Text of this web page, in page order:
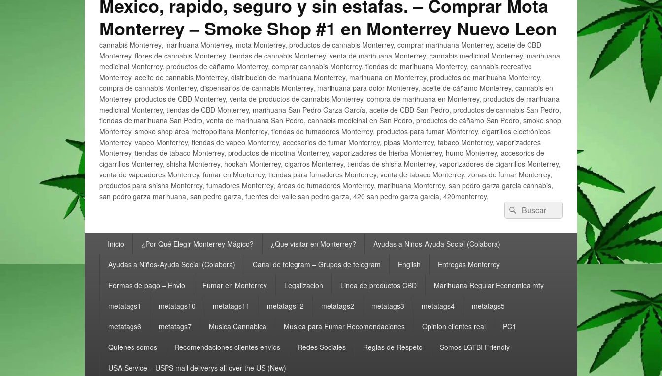
Mexico, rapido, seguro y sin estafas. – Comprar Mota
Monterrey – Smoke Shop #1 en Monterrey Nuevo Leon
cannabis Monterrey, marihuana Monterrey, mota Monterrey, productos de cannabis Monterrey, comprar marihuana Monterrey, aceite de CBD
Monterrey, flores de cannabis Monterrey, tiendas de cannabis Monterrey, venta de marihuana Monterrey, cannabis medicinal Monterrey, marihuana
medicinal Monterrey, productos de cáñamo Monterrey, comprar cannabis Monterrey, tiendas de marihuana Monterrey, cannabis recreativo
Monterrey, aceite de cannabis Monterrey, distribución de marihuana Monterrey, marihuana en Monterrey, productos de marihuana Monterrey,
compra de cannabis Monterrey, dispensarios de cannabis Monterrey, marihuana para dolor Monterrey, aceite de cáñamo Monterrey, cannabis en
Monterrey, productos de CBD Monterrey, venta de productos de cannabis Monterrey, compra de marihuana en Monterrey, productos de marihuana
medicinal Monterrey, tiendas de CBD Monterrey, marihuana San Pedro Garza García, aceite de CBD San Pedro, productos de cannabis San Pedro,
tiendas de marihuana San Pedro, venta de marihuana San Pedro, cannabis medicinal en San Pedro, productos de cáñamo San Pedro, smoke shop
Monterrey, smoke shop área metropolitana Monterrey, tiendas de fumadores Monterrey, productos para fumar Monterrey, cigarrillos electrónicos
Monterrey, vapeo Monterrey, tiendas de vapeo Monterrey, accesorios de fumar Monterrey, pipas Monterrey, tabaco Monterrey, vaporizadores
Monterrey, tiendas de tabaco Monterrey, productos de nicotina Monterrey, vaporizadores de hierba Monterrey, humo Monterrey, accesorios de
cigarrillos Monterrey, shisha Monterrey, hookah Monterrey, cigarros Monterrey, tiendas de shisha Monterrey, vaporizadores de cigarrillos Monterrey,
venta de vapeadores Monterrey, fumar en Monterrey, tiendas para fumadores Monterrey, venta de tabaco Monterrey, zonas de fumar Monterrey,
productos para shisha Monterrey, fumadores Monterrey, áreas de fumadores Monterrey, marihuana Monterrey, san pedro garza garcia cannabis,
san pedro garza marihuana, san pedro garza, fuentes del valle san pedro garza, 420 san pedro garza garcia, 420monterrey,
Buscar
por:
Buscar
principalInicio ¿Por Qué Elegir Monterrey Mágico? ¿Que visitar en Monterrey? Ayudas a Niños-Ayuda Social (Colabora)
Ayudas a Niños-Ayuda Social (Colabora) Canal de telegram – Grupos de telegram English Entregas Monterrey
Formas de pago – Envio Fumar en Monterrey Legalizacion Linea de productos CBD Marihuana Regular Economica mty
metatags1 metatags10 metatags11 metatags12 metatags2 metatags3 metatags4 metatags5
metatags6 metatags7 Musica Cannabica Musica para Fumar Recomendaciones Opinion clientes real PC1
Quienes somos Recomendaciones clientes envios Redes Sociales Reglas de Respeto Somos LGTBI Friendly
USA Service – USPS mail deliverys all over the US (New)